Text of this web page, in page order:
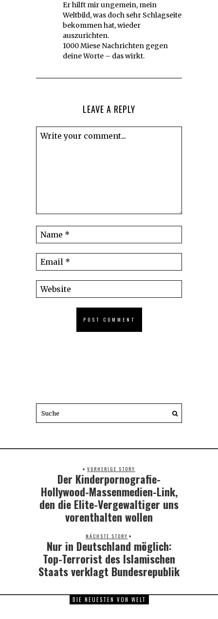
Er hilft mir ungemein, mein
Weltbild, was doch sehr Schlagseite
bekommen hat, wieder
auszurichten.
1000 Miese Nachrichten gegen
deine Worte – das wirkt.
LEAVE A REPLY
VORHERIGE STORY
Previous
Der Kinderpornografie-
Hollywood-Massenmedien-Link,
den die Elite-Vergewaltiger uns
vorenthalten wollen
NÄCHSTE STORY
Next
post:
Nur in Deutschland möglich:
Top-Terrorist des Islamischen
Staats verklagt Bundesrepublik
DIE NEUESTEN VON WELT